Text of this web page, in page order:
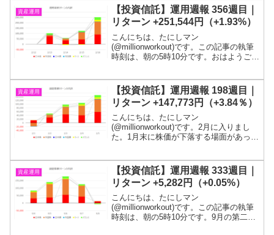
んが。1億円貯まるまで投信を解約するつ
もりは無いので、...
資産運用
【投資信託】運用週報 356週目｜
リターン +251,544円（+1.93%）
こんにちは、たにしマン
(@millionworkout)です。この記事の執筆
時刻は、朝の5時10分です。おはようござ
を突破しました！目標である１億円に到
達する...
資産運用
【投資信託】運用週報 198週目｜
リターン +147,773円（+3.84％）
こんにちは、たにしマン
(@millionworkout)です。2月に入りまし
た。1月末に株価が下落する場面があった
る１億円が貯まるまでは投信を解約する
つもりは無いので、...
資産運用
【投資信託】運用週報 333週目｜
リターン +5,282円（+0.05%）
こんにちは、たにしマン
(@millionworkout)です。この記事の執筆
時刻は、朝の5時10分です。9月の第二週